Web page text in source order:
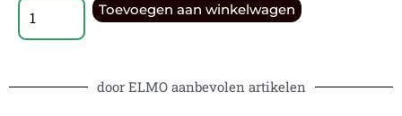
Toevoegen aan winkelwagen
door ELMO aanbevolen artikelen